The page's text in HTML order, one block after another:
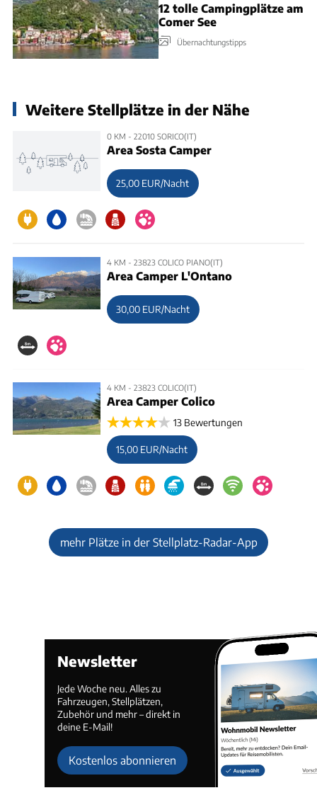
12 tolle Campingplätze am
Comer See
Übernachtungstipps
Weitere Stellplätze in der Nähe
0 KM - 22010 SORICO(IT)
Area Sosta Camper
25,00 EUR/Nacht
4 KM - 23823 COLICO PIANO(IT)
Area Camper L'Ontano
30,00 EUR/Nacht
4 KM - 23823 COLICO(IT)
Area Camper Colico
13 Bewertungen
15,00 EUR/Nacht
mehr Plätze in der Stellplatz-Radar-App
Newsletter
Jede Woche neu. Alles zu
Fahrzeugen, Stellplätzen,
Zubehör und mehr – direkt in
deine E-Mail!
Kostenlos abonnieren